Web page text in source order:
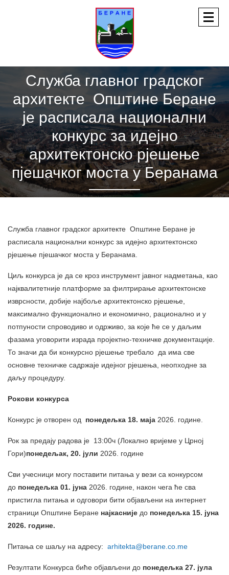
Служба главног градског
архитекте Општине Беране
је расписала национални
конкурс за идејно
архитектонско рјешење
пјешачког моста у Беранама
Служба главног градског архитекте Општине Беране је
расписала национални конкурс за идејно архитектонско
рјешење пјешачког моста у Беранама.
Циљ конкурса је да се кроз инструмент јавног надметања, као
најквалитетније платформе за филтрирање архитектонске
изврсности, добије најбоље архитектонско рјешење,
максимално функционално и економично, рационално и у
потпуности спроводиво и одрживо, за које ће се у даљим
фазама уговорити израда пројектно-техничке документације.
То значи да би конкурсно рјешење требало да има све
основне техничке садржаје идејног рјешења, неопходне за
даљу процедуру.
Рокови конкурса
Конкурс је отворен од понедељка 18. маја 2026. године.
Рок за предају радова је 13:00ч (Локално вријеме у Црној
Гори)понедељак, 20. јули 2026. године
Сви учесници могу поставити питања у вези са конкурсом
до понедељка 01. јуна 2026. године, након чега ће сва
пристигла питања и одговори бити објављени на интернет
страници Општине Беране најкасније до понедељка 15. јуна
2026. године.
Питања се шаљу на адресу: arhitekta@berane.co.me
Резултати Конкурса биће објављени до понедељка 27. јула